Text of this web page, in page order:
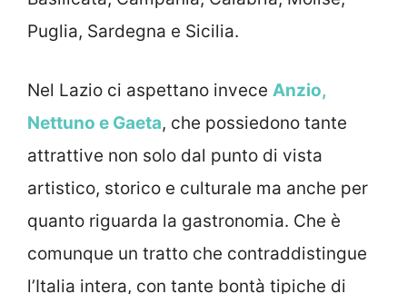
Puglia, Sardegna e Sicilia.
Nel Lazio ci aspettano invece Anzio,
Nettuno e Gaeta, che possiedono tante
attrattive non solo dal punto di vista
artistico, storico e culturale ma anche per
quanto riguarda la gastronomia. Che è
comunque un tratto che contraddistingue
l’Italia intera, con tante bontà tipiche di